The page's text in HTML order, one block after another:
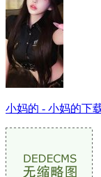
小妈的 - 小妈的下